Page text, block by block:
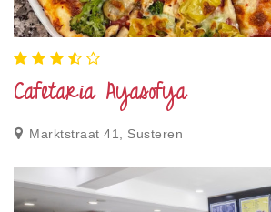
Cafetaria Ayasofya
Marktstraat 41, Susteren